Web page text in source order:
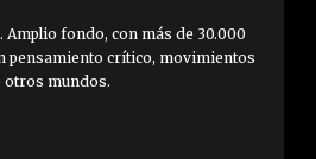
Amplio fondo, con más de 30.000
pensamiento crítico, movimientos
otros mundos.